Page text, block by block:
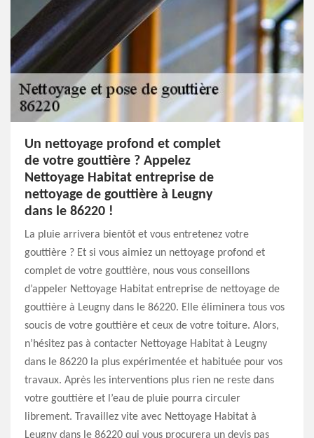
Un nettoyage profond et complet
de votre gouttière ? Appelez
Nettoyage Habitat entreprise de
nettoyage de gouttière à Leugny
dans le 86220 !
La pluie arrivera bientôt et vous entretenez votre
gouttière ? Et si vous aimiez un nettoyage profond et
complet de votre gouttière, nous vous conseillons
d’appeler Nettoyage Habitat entreprise de nettoyage de
gouttière à Leugny dans le 86220. Elle éliminera tous vos
soucis de votre gouttière et ceux de votre toiture. Alors,
n’hésitez pas à contacter Nettoyage Habitat à Leugny
dans le 86220 la plus expérimentée et habituée pour vos
travaux. Après les interventions plus rien ne reste dans
votre gouttière et l’eau de pluie pourra circuler
librement. Travaillez vite avec Nettoyage Habitat à
Leugny dans le 86220 qui vous procurera un devis pas